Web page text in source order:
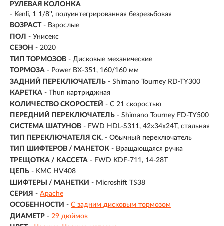
РУЛЕВАЯ КОЛОНКА
- Kenli, 1 1/8'', полуинтегрированная безрезьбовая
ВОЗРАСТ - Взрослые
ПОЛ - Унисекс
СЕЗОН - 2020
ТИП ТОРМОЗОВ - Дисковые механические
ТОРМОЗА - Power BX-351, 160/160 мм
ЗАДНИЙ ПЕРЕКЛЮЧАТЕЛЬ - Shimano Tourney RD-TY300
КАРЕТКА - Thun картриджная
КОЛИЧЕСТВО СКОРОСТЕЙ - С 21 скоростью
ПЕРЕДНИЙ ПЕРЕКЛЮЧАТЕЛЬ - Shimano Tourney FD-TY500
СИСТЕМА ШАТУНОВ - FWD HDL-S311, 42x34x24T, стальная
ТИП ПЕРЕКЛЮЧАТЕЛЯ СК. - Обычный переключатель
ТИП ШИФТЕРОВ / МАНЕТОК - Вращающаяся ручка
ТРЕЩОТКА / КАССЕТА - FWD KDF-711, 14-28T
ЦЕПЬ - KMC HV408
ШИФТЕРЫ / МАНЕТКИ - Microshift TS38
СЕРИЯ - Apache
ОСОБЕННОСТИ - С задним дисковым тормозом
ДИАМЕТР - 29 дюймов